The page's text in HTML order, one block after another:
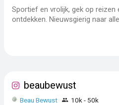
Sportief en vrolijk, gek op reizen
ontdekken. Nieuwsgierig naar
beaubewust
Beau Bewust 10k - 50k